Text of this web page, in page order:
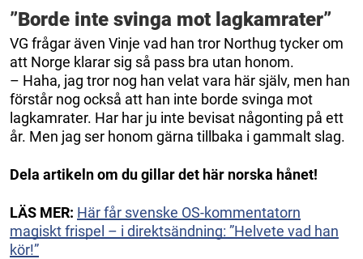
”Borde inte svinga mot lagkamrater”
VG frågar även Vinje vad han tror Northug tycker om
att Norge klarar sig så pass bra utan honom.
– Haha, jag tror nog han velat vara här själv, men han
förstår nog också att han inte borde svinga mot
lagkamrater. Har har ju inte bevisat någonting på ett
år. Men jag ser honom gärna tillbaka i gammalt slag.
Dela artikeln om du gillar det här norska hånet!
LÄS MER: Här får svenske OS-kommentatorn
magiskt frispel – i direktsändning: ”Helvete vad han
kör!”